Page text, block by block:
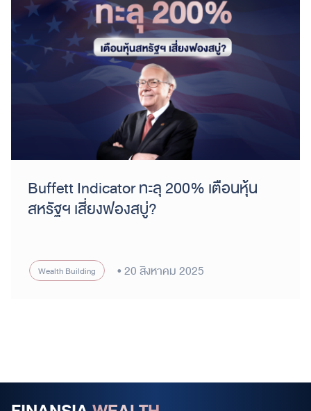
Buffett Indicator ทะลุ 200% เตือนหุ้น
สหรัฐฯ เสี่ยงฟองสบู่?
Wealth Building 20 สิงหาคม 2025